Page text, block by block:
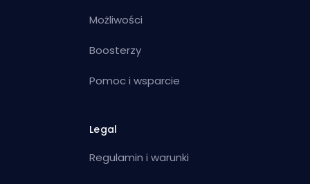
Możliwości
Boosterzy
Pomoc i wsparcie
Legal
Regulamin i warunki